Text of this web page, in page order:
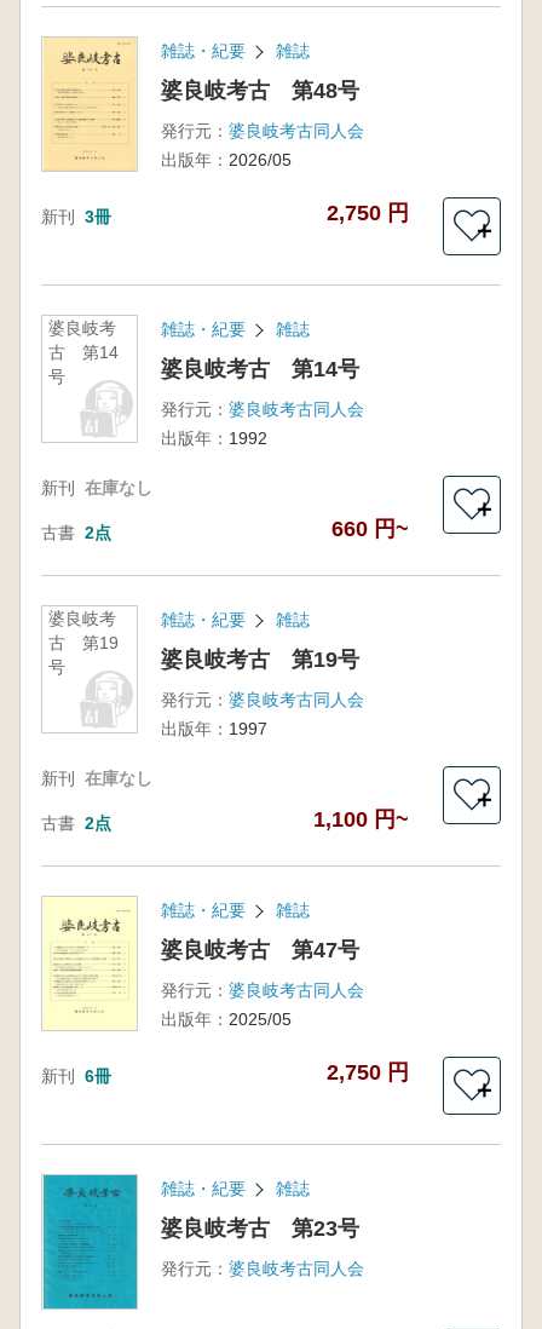
雑誌・紀要 雑誌
婆良岐考古 第48号
発行元： 婆良岐考古同人会
出版年： 2026/05
新刊 3冊 2,750 円
＋
婆良岐考
古 第14
号
雑誌・紀要 雑誌
婆良岐考古 第14号
発行元： 婆良岐考古同人会
出版年： 1992
新刊 在庫なし
古書 2点 660 円~
＋
婆良岐考
古 第19
号
雑誌・紀要 雑誌
婆良岐考古 第19号
発行元： 婆良岐考古同人会
出版年： 1997
新刊 在庫なし
古書 2点 1,100 円~
＋
雑誌・紀要 雑誌
婆良岐考古 第47号
発行元： 婆良岐考古同人会
出版年： 2025/05
新刊 6冊 2,750 円
＋
雑誌・紀要 雑誌
婆良岐考古 第23号
発行元： 婆良岐考古同人会